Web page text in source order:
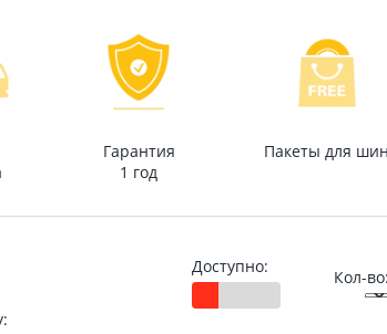
Гарантия
1 год
Пакеты для шин
Доступно:
Кол-во: